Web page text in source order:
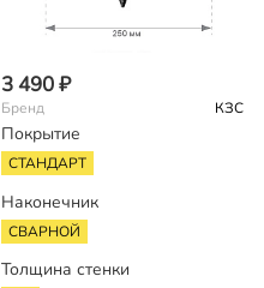
3 490 ₽
Бренд КЗС
Покрытие
СТАНДАРТ
Наконечник
СВАРНОЙ
Толщина стенки